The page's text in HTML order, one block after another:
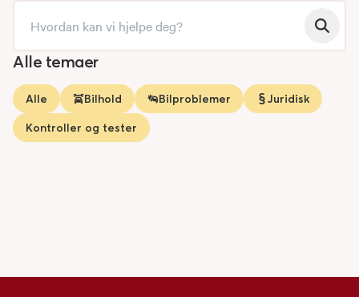
Alle temaer
Alle Bilhold Bilproblemer
Juridisk
Kontroller og tester